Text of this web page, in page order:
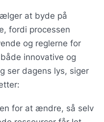
at byde på
fordi processen
og reglerne for
innovative og
ser dagens lys, siger
for at ændre, så selv